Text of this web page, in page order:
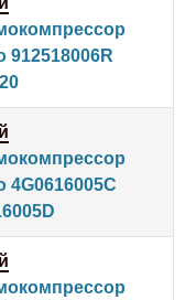
912518006R
4G0616005C